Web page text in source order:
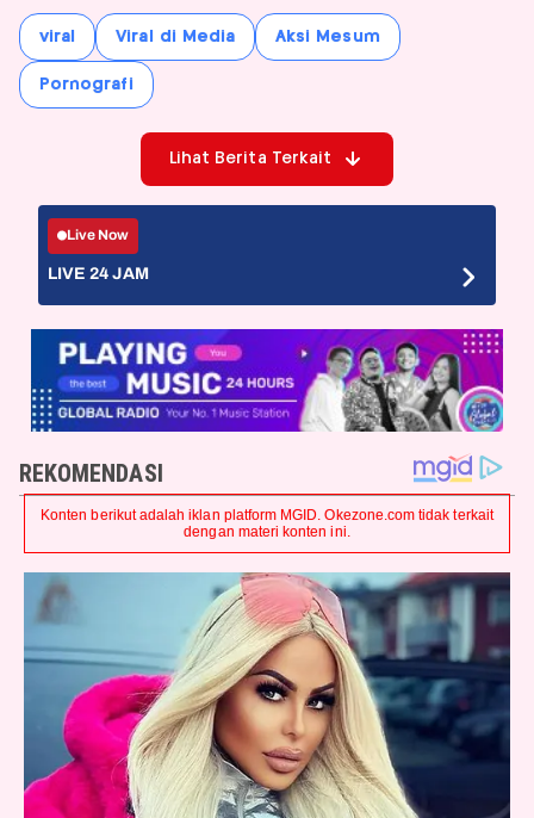
viral Viral di Media Aksi Mesum
Pornografi
Lihat Berita Terkait
Live Now
LIVE 24 JAM